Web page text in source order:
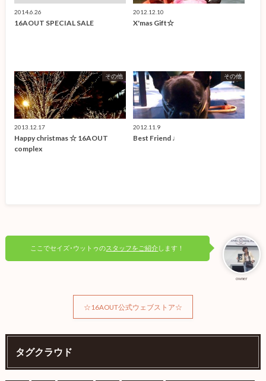
2014.6.26
16AOUT SPECIAL SALE
2012.12.10
X'mas Gift☆
その他
2013.12.17
Happy christmas ☆ 16AOUT
complex
その他
2012.11.9
Best Friend ♩
owner
ここでセイズ･ウットゥのスタッフをご紹介します！
☆16AOUT公式ウェブストア☆
タグクラウド